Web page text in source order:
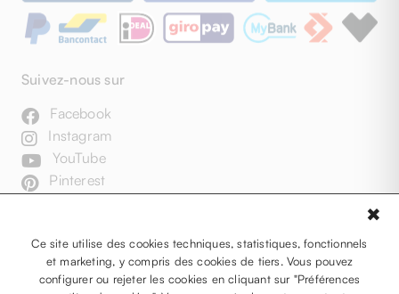
Suivez-nous sur
Facebook
Instagram
YouTube
Pinterest
Ce site utilise des cookies techniques, statistiques, fonctionnels
et marketing, y compris des cookies de tiers. Vous pouvez
configurer ou rejeter les cookies en cliquant sur "Préférences
✖